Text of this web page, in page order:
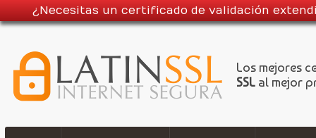
¿Necesitas un certificado de validación
Los mejores
SSL al mejor